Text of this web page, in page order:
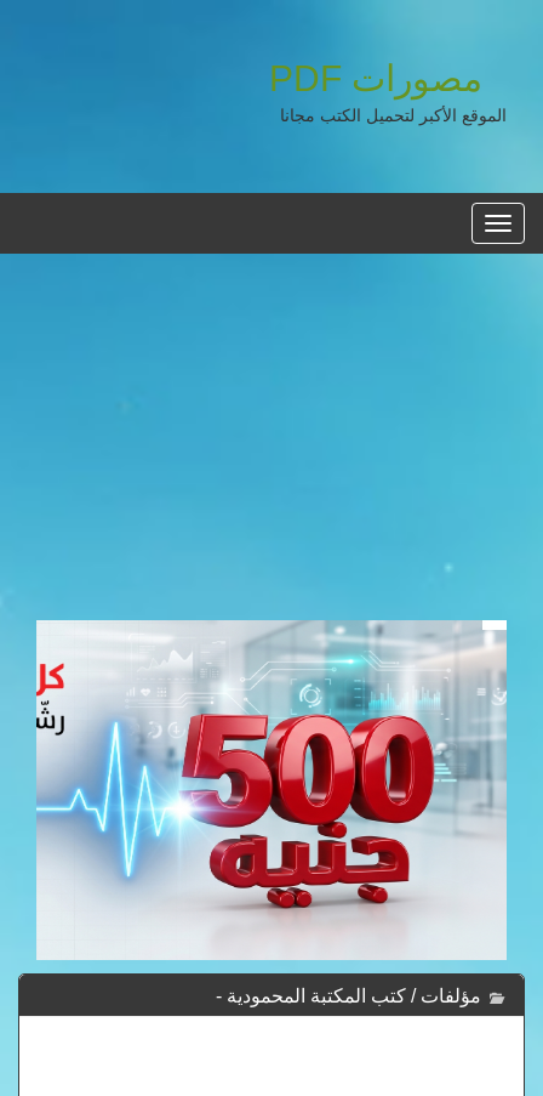
مصورات PDF
الموقع الأكبر لتحميل الكتب مجانا
القائمه
الرئيسية
مؤلفات / كتب المكتبة المحمودية -